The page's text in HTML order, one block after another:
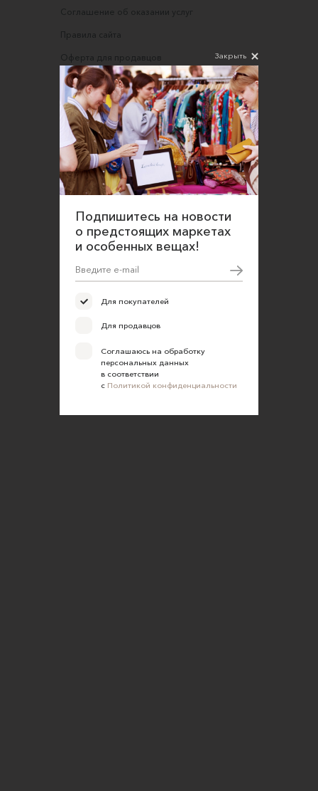
Соглашение об оказании услуг
Правила сайта
Оферта для продавцов
Оферта для покупателей
Политика конфиденциальности
Согласие на обработку персональных данных
Закрыть
Подпишитесь на новости
о предстоящих маркетах
и особенных вещах!
Для покупателей
Для продавцов
Соглашаюсь на обработку
персональных данных
в соответствии
с Политикой конфиденциальности